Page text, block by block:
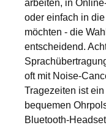
arbeiten, in
oder einfach in
möchten - die
entscheidend.
oft mit Noise-
Tragezeiten ist
bequemen
Bluetooth-